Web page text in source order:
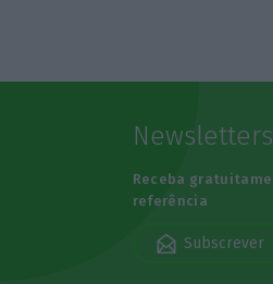
Newsletters
Receba
referência
Subscrever